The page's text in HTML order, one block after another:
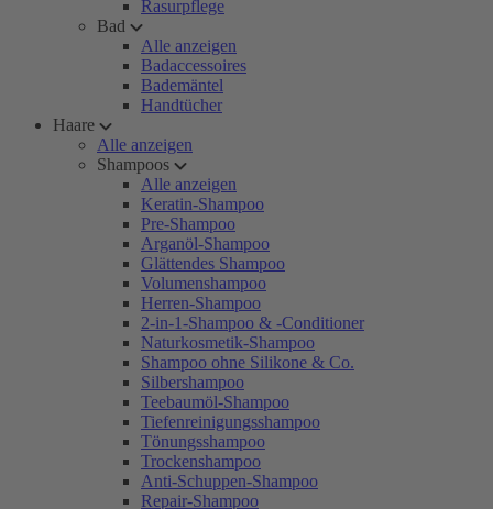
Rasurpflege
Bad
Alle anzeigen
Badaccessoires
Bademäntel
Handtücher
Haare
Alle anzeigen
Shampoos
Alle anzeigen
Keratin-Shampoo
Pre-Shampoo
Arganöl-Shampoo
Glättendes Shampoo
Volumenshampoo
Herren-Shampoo
2-in-1-Shampoo & -Conditioner
Naturkosmetik-Shampoo
Shampoo ohne Silikone & Co.
Silbershampoo
Teebaumöl-Shampoo
Tiefenreinigungsshampoo
Tönungsshampoo
Trockenshampoo
Anti-Schuppen-Shampoo
Repair-Shampoo